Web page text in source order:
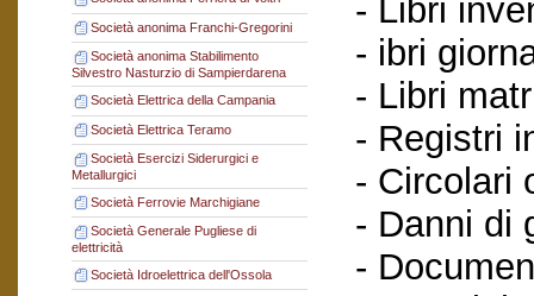
Società anonima Franchi-Gregorini
Società anonima Stabilimento
Silvestro Nasturzio di Sampierdarena
Società Elettrica della Campania
Società Elettrica Teramo
Società Esercizi Siderurgici e
Metallurgici
Società Ferrovie Marchigiane
Società Generale Pugliese di
elettricità
Società Idroelettrica dell'Ossola
- Libri
- ibri
- Libri
- Registri
- Circolari
- Danni di
-